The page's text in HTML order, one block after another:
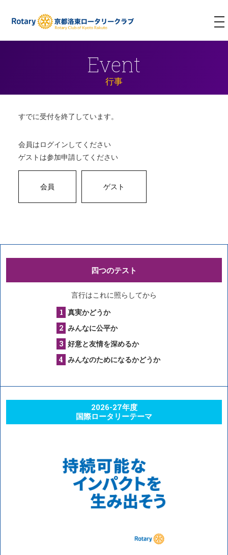
Event
行事
すでに受付を終了しています。
会員はログインしてください
ゲストは参加申請してください
四つのテスト
言行はこれに照らしてから
真実かどうか
みんなに公平か
好意と友情を深めるか
みんなのためになるかどうか
2026-27年度
国際ロータリーテーマ